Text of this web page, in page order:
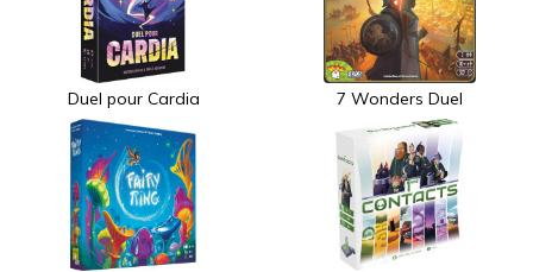
Duel pour Cardia 7 Wonders Duel